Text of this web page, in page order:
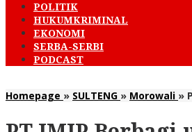
POLITIK
HUKUMKRIMINAL
EKONOMI
SERBA-SERBI
PODCAST
Homepage » SULTENG » Morowali »